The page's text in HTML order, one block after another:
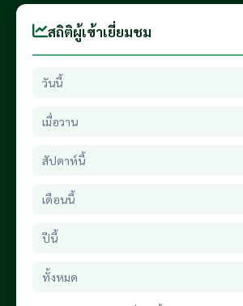
สถิติผู้เข้าเยี่ยมชม
วันนี้
เมื่อวาน
สัปดาห์นี้
เดือนนี้
ปีนี้
ทั้งหมด